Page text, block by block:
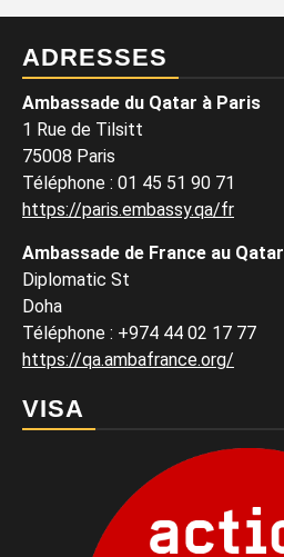
ADRESSES
Ambassade du Qatar à Paris
1 Rue de Tilsitt
75008 Paris
Téléphone : 01 45 51 90 71
https://paris.embassy.qa/fr
Ambassade de France au Qatar
Diplomatic St
Doha
Téléphone : +974 44 02 17 77
https://qa.ambafrance.org/
VISA